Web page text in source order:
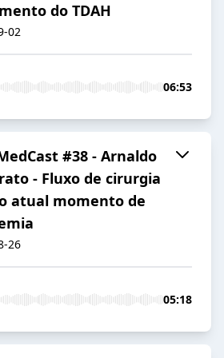
do TDAH
02
06:53
#38 - Arnaldo
- Fluxo de cirurgia
atual momento de
26
05:18